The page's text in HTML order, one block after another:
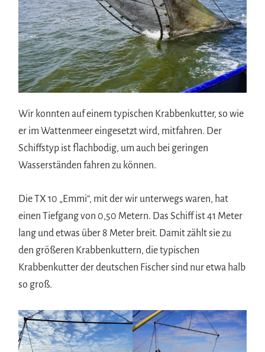
Wir konnten auf einem typischen Krabbenkutter, so wie
er im Wattenmeer eingesetzt wird, mitfahren. Der
Schiffstyp ist flachbodig, um auch bei geringen
Wasserständen fahren zu können.
Die TX 10 „Emmi“, mit der wir unterwegs waren, hat
einen Tiefgang von 0,50 Metern. Das Schiff ist 41 Meter
lang und etwas über 8 Meter breit. Damit zählt sie zu
den größeren Krabbenkuttern, die typischen
Krabbenkutter der deutschen Fischer sind nur etwa halb
so groß.